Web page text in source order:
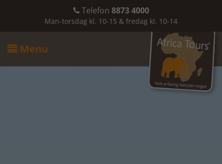
Telefon 8873 4000
Man-torsdag kl. 10-15 & fredag kl. 10-14
 Menu